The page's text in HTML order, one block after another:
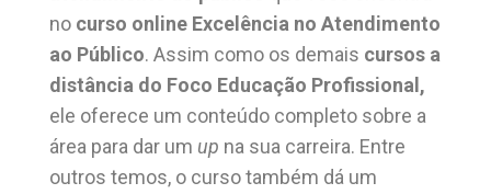
no curso online Excelência no Atendimento
ao Público. Assim como os demais cursos a
distância do Foco Educação Profissional,
ele oferece um conteúdo completo sobre a
área para dar um up na sua carreira. Entre
outros temos, o curso também dá um